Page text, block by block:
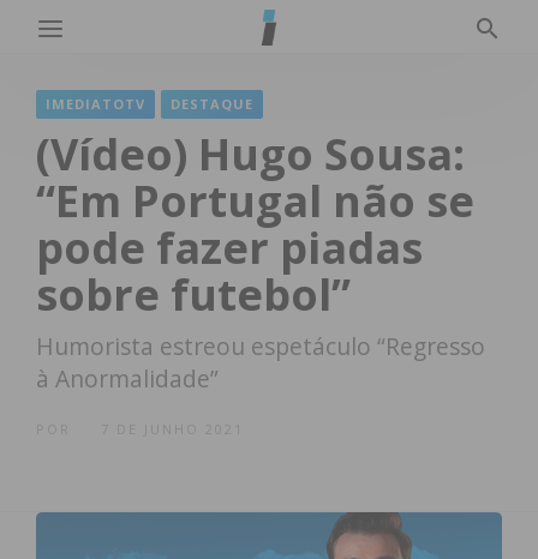
IMEDIATOTV DESTAQUE
(Vídeo) Hugo Sousa:
“Em Portugal não se
pode fazer piadas
sobre futebol”
Humorista estreou espetáculo “Regresso
à Anormalidade”
7 DE JUNHO 2021